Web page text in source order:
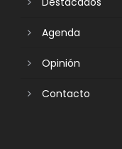
Agenda
Opinión
Contacto